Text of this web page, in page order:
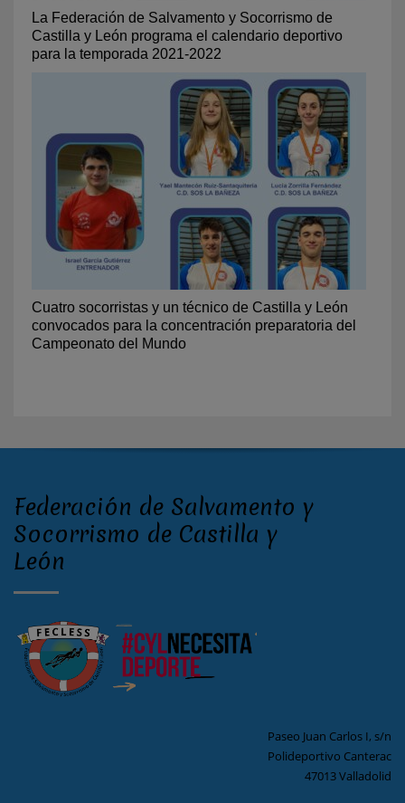
La Federación de Salvamento y Socorrismo de
Castilla y León programa el calendario deportivo
para la temporada 2021-2022
Cuatro socorristas y un técnico de Castilla y León
convocados para la concentración preparatoria del
Campeonato del Mundo
Federación de Salvamento y
Socorrismo de Castilla y
León
Paseo Juan Carlos I, s/n
Polideportivo Canterac
47013 Valladolid